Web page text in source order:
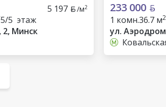
5 197 /м2
5/5 этаж
2, Минск
233 000
1 комн.36.7 м2
ул.